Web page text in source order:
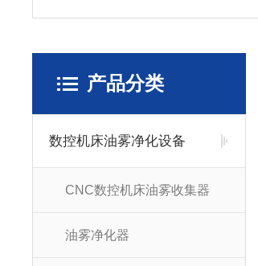
产品分类
数控机床油雾净化设备
CNC数控机床油雾收集器
油雾净化器